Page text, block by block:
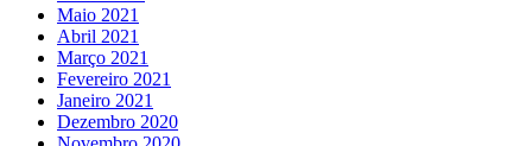
Maio 2021
Abril 2021
Março 2021
Fevereiro 2021
Janeiro 2021
Dezembro 2020